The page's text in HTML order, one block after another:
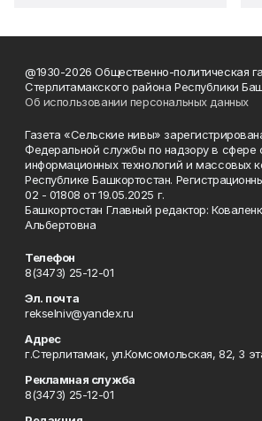
@1930-2026 Общественно-политическая
Стерлитамакского района Республики
Об использовании персональных данных
Газета «Сельские нивы»
Федеральной службы по надзору в сфере
информационных технологий и массовых
Республике Башкортостан.
02 - 01808 от 19.05.2025 г.
Башкортостан Главный редактор:
Альбертовна
Телефон
8(3473) 25-12-01
Эл. почта
rekselniv@yandex.ru
Адрес
г.Стерлитамак, ул.Комсомольская, 82, 3
Рекламная служба
8(3473) 25-12-01